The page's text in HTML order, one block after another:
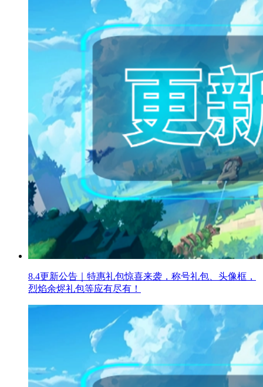
8.4更新公告｜特惠礼包惊喜来袭，称号礼包、头像框，
烈焰余烬礼包等应有尽有！